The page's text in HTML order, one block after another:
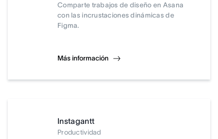
Comparte trabajos de diseño en Asana
con las incrustaciones dinámicas de
Figma.
Más información
Instagantt
Productividad